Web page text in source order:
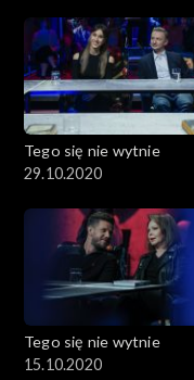
Tego się nie wytnie
29.10.2020
Tego się nie wytnie
15.10.2020